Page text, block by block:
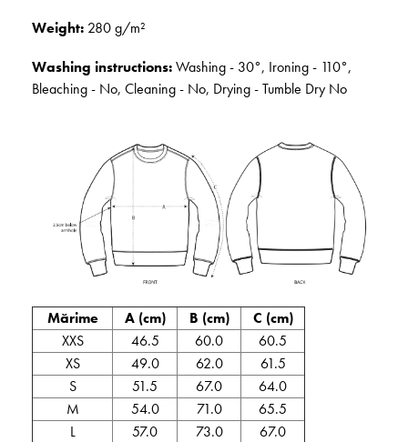
Weight: 280 g/m²
Washing instructions:Washing - 30°, Ironing - 110°,
Bleaching - No, Cleaning - No, Drying - Tumble Dry No
Mărime A (cm) B (cm)
C (cm)
XXS
46.5 60.0
60.5
XS
49.0 62.0
61.5
S
51.5 67.0
64.0
M
54.0 71.0
65.5
L
57.0 73.0
67.0